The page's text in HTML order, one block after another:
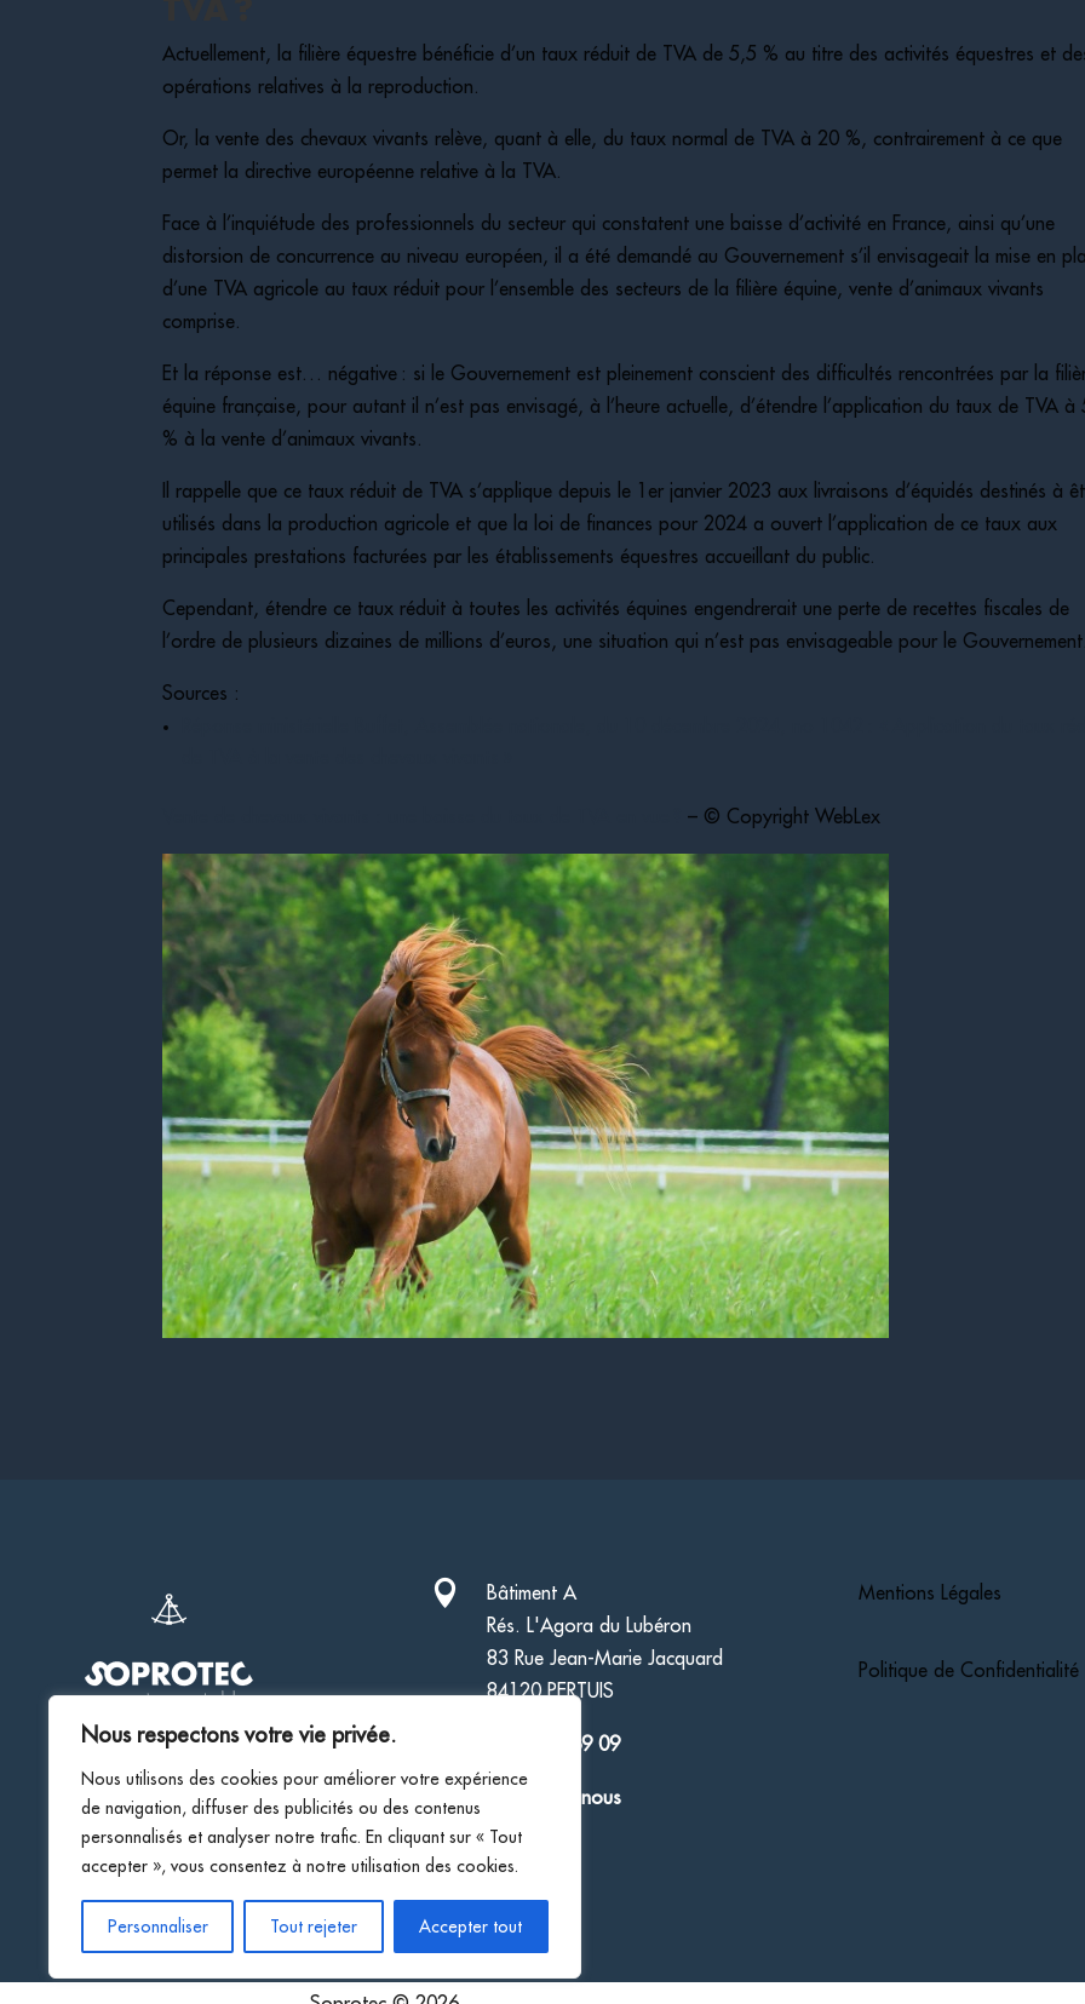
Nous respectons votre vie privée.
Nous utilisons des cookies pour améliorer votre expérience
de navigation, diffuser des publicités ou des contenus
personnalisés et analyser notre trafic. En cliquant sur « Tout
accepter », vous consentez à notre utilisation des cookies.
Personnaliser Tout rejeter Accepter tout
Actuellement, la filière équestre bénéficie d’un taux réduit de TVA de 5,5 % au titre des activités équestres et
opérations relatives à la reproduction.
Or, la vente des chevaux vivants relève, quant à elle, du taux normal de TVA à 20 %, contrairement à ce que
permet la directive européenne relative à la TVA.
Face à l’inquiétude des professionnels du secteur qui constatent une baisse d’activité en France, ainsi qu’une
distorsion de concurrence au niveau européen, il a été demandé au Gouvernement s’il envisageait la mise en
d’une TVA agricole au taux réduit pour l’ensemble des secteurs de la filière équine, vente d’animaux vivants
comprise.
Et la réponse est… négative : si le Gouvernement est pleinement conscient des difficultés rencontrées par la
équine française, pour autant il n’est pas envisagé, à l’heure actuelle, d’étendre l’application du taux de TVA à
% à la vente d’animaux vivants.
Il rappelle que ce taux réduit de TVA s’applique depuis le 1er janvier 2023 aux livraisons d’équidés destinés à
utilisés dans la production agricole et que la loi de finances pour 2024 a ouvert l’application de ce taux aux
principales prestations facturées par les établissements équestres accueillant du public.
Cependant, étendre ce taux réduit à toutes les activités équines engendrerait une perte de recettes fiscales de
l’ordre de plusieurs dizaines de millions d’euros, une situation qui n’est pas envisageable pour le Gouvernement.
Sources :
Vente de chevaux vivants : une baisse du taux de TVA en vue ?– © Copyright WebLex

Bâtiment A
Rés. L'Agora du Lubéron
83 Rue Jean-Marie Jacquard
84120 PERTUIS
04 90 09 69 09
 Contactez-nous
Mentions Légales
Politique de Confidentialité